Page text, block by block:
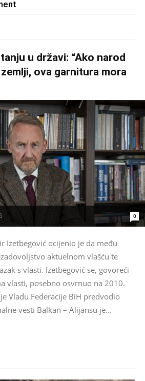
u državi: “Ako narod
ova garnitura mora
0
Izetbegović ocijenio je da među
aktuelnom vlašću te
s vlasti. Izetbegović se, govoreći
vlasti, posebno osvrnuo na 2010.
Vladu Federacije BiH predvodio
vesti Balkan – Alijansu je...